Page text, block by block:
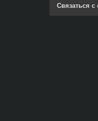
Связаться с